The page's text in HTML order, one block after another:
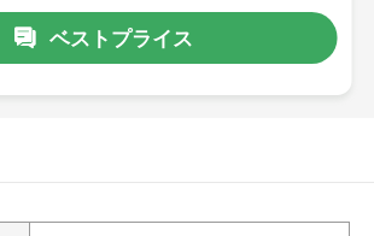
ベストプライス